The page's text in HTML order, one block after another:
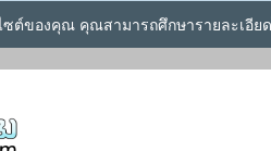
ต์ของคุณ คุณสามารถศึกษารายละเอีย